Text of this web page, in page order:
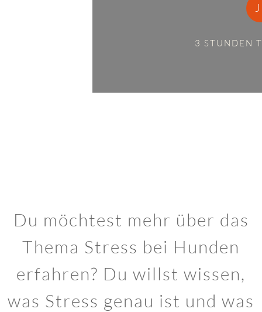
3 STUNDEN
Du möchtest mehr über das
Thema Stress bei Hunden
erfahren? Du willst wissen,
was Stress genau ist und was